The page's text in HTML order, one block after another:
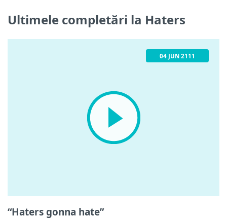
Ultimele completări la Haters
04 JUN 2111
“Haters gonna hate”